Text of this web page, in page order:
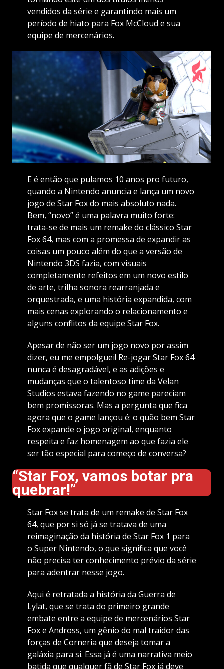
vendidos da série e garantindo mais um
período de hiato para Fox McCloud e sua
equipe de mercenários.
E é então que pulamos 10 anos pro futuro,
quando a Nintendo anuncia e lança um novo
jogo de Star Fox do mais absoluto nada.
Bem, “novo” é uma palavra muito forte:
trata-se de mais um remake do clássico Star
Fox 64, mas com a promessa de expandir as
coisas um pouco além do que a versão de
Nintendo 3DS fazia, com visuais
completamente refeitos em um novo estilo
de arte, trilha sonora rearranjada e
orquestrada, e uma história expandida, com
mais cenas explorando o relacionamento e
alguns conflitos da equipe Star Fox.
Apesar de não ser um jogo novo por assim
dizer, eu me empolguei! Re-jogar Star Fox 64
nunca é desagradável, e as adições e
mudanças que o talentoso time da Velan
Studios estava fazendo no game pareciam
bem promissoras. Mas a pergunta que fica
agora que o game lançou é: o quão bem Star
Fox expande o jogo original, enquanto
respeita e faz homenagem ao que fazia ele
ser tão especial para começo de conversa?
“Star Fox, vamos botar pra
quebrar!”
Star Fox se trata de um remake de Star Fox
64, que por si só já se tratava de uma
reimaginação da história de Star Fox 1 para
o Super Nintendo, o que significa que você
não precisa ter conhecimento prévio da série
para adentrar nesse jogo.
Aqui é retratada a história da Guerra de
Lylat, que se trata do primeiro grande
embate entre a equipe de mercenários Star
Fox e Andross, um gênio do mal traidor das
forças de Corneria que deseja tomar a
galáxia para si. Essa já é uma narrativa meio
batida que qualquer fã de Star Fox já deve